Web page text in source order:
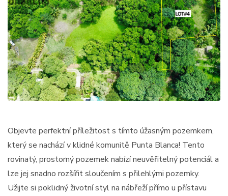
Objevte perfektní příležitost s tímto úžasným pozemkem,
který se nachází v klidné komunitě Punta Blanca! Tento
rovinatý, prostorný pozemek nabízí neuvěřitelný potenciál a
lze jej snadno rozšířit sloučením s přilehlými pozemky.
Užijte si poklidný životní styl na nábřeží přímo u přístavu